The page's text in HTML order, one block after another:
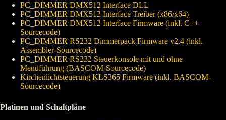
PC_DIMMER DMX512 Interface DLL
PC_DIMMER DMX512 Interface Treiber (x86/x64)
PC_DIMMER DMX512 Interface Firmware (inkl. C++
Sourcecode)
PC_DIMMER RS232 Dimmerpack Firmware v2.4 (inkl.
Assembler-Sourcecode)
PC_DIMMER RS232 Steuerkonsole mit und ohne
Menüführung (BASCOM-Sourcecode)
Kirchenlichtsteuerung KLS365 Firmware (inkl. BASCOM-
Sourcecode)
Platinen und Schaltpläne